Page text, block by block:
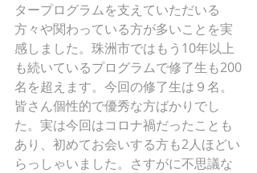
タープログラムを支えていただいる
方々や関わっている方が多いことを実
感しました。珠洲市ではもう10年以上
も続いているプログラムで修了生も200
名を超えます。今回の修了生は９名。
皆さん個性的で優秀な方ばかりでし
た。実は今回はコロナ禍だったことも
あり、初めてお会いする方も2人ほどい
らっしゃいました。さすがに不思議な